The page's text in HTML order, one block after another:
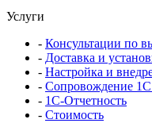
Услуги
- Консультации по
- Доставка и
- Настройка и
- Сопровождение
- 1С-Отчетность
- Стоимость